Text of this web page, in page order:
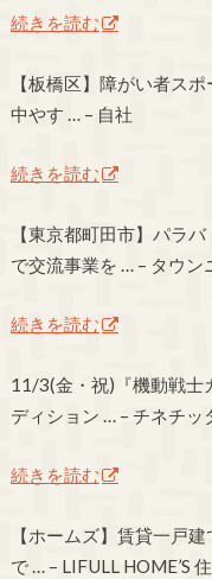
続きを読む
【板橋区】障がい者ス
中やす … – 自社
続きを読む
【東京都町田市】パラ
で交流事業を … – タウン
続きを読む
11/3(金・祝)『機動戦士
ディション … – チネチッ
続きを読む
【ホームズ】賃貸一戸
で … – LIFULL HOME’S